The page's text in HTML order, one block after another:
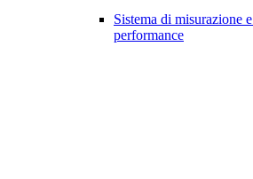
Sistema di misurazione
performance